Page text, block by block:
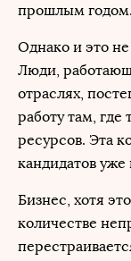
прошлым годом.
Однако и это
Люди,
отраслях,
работу там, где
ресурсов. Эта
кандидатов уже
Бизнес, хотя
количестве